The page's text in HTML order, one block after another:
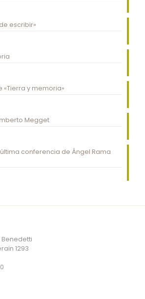
escribir»
«Tierra y memoria»
Megget
conferencia de Ángel Rama
1293